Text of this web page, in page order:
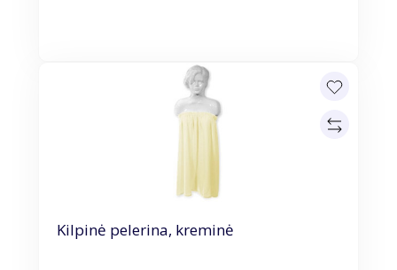
Kilpinė pelerina, kreminė